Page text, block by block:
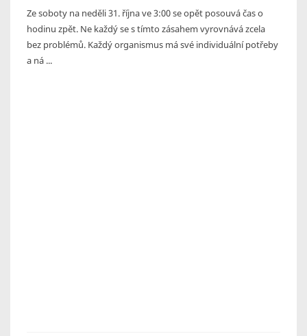
Ze soboty na neděli 31. října ve 3:00 se opět posouvá čas o
hodinu zpět. Ne každý se s tímto zásahem vyrovnává zcela
bez problémů. Každý organismus má své individuální potřeby
a ná ...